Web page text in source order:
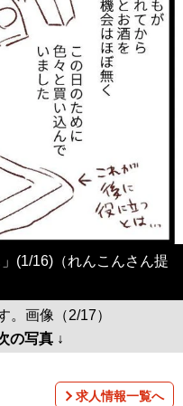
(1/16)（れんこんさん提
。画像（2/17）
の写真 ↓
求人情報一覧へ